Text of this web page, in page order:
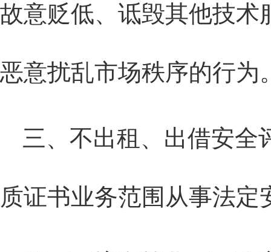
故意贬低、诋毁其他技术
恶意扰乱市场秩序的行为
三、不出租、出借安全
质证书业务范围从事法定